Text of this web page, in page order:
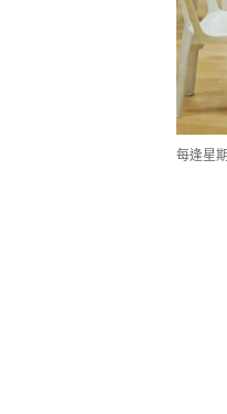
每逢星